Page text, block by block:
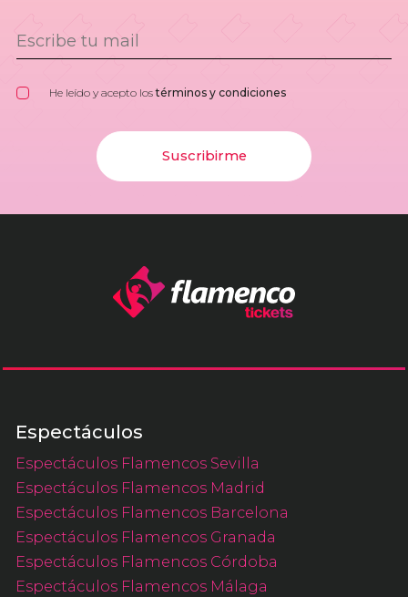
He leído y acepto lostérminos y condiciones
Suscribirme
Espectáculos
Espectáculos Flamencos Sevilla
Espectáculos Flamencos Madrid
Espectáculos Flamencos Barcelona
Espectáculos Flamencos Granada
Espectáculos Flamencos Córdoba
Espectáculos Flamencos Málaga